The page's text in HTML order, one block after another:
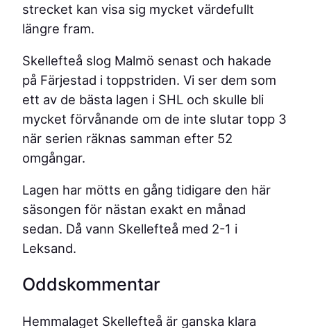
strecket kan visa sig mycket värdefullt
längre fram.
Skellefteå slog Malmö senast och hakade
på Färjestad i toppstriden. Vi ser dem som
ett av de bästa lagen i SHL och skulle bli
mycket förvånande om de inte slutar topp 3
när serien räknas samman efter 52
omgångar.
Lagen har mötts en gång tidigare den här
säsongen för nästan exakt en månad
sedan. Då vann Skellefteå med 2-1 i
Leksand.
Oddskommentar
Hemmalaget Skellefteå är ganska klara